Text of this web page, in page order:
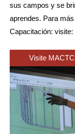
sus campos y se
aprendes. Para
Capacitación: visite:
Visite